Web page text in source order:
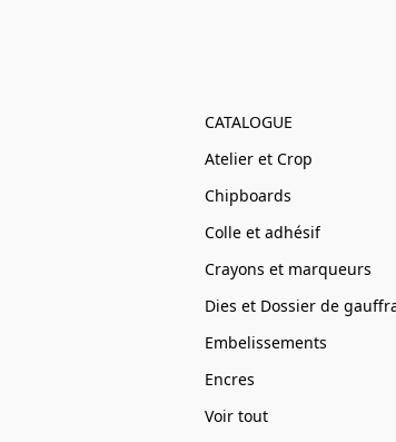
CATALOGUE
Atelier et Crop
Chipboards
Colle et adhésif
Crayons et marqueurs
Dies et Dossier de
Embelissements
Encres
Voir tout